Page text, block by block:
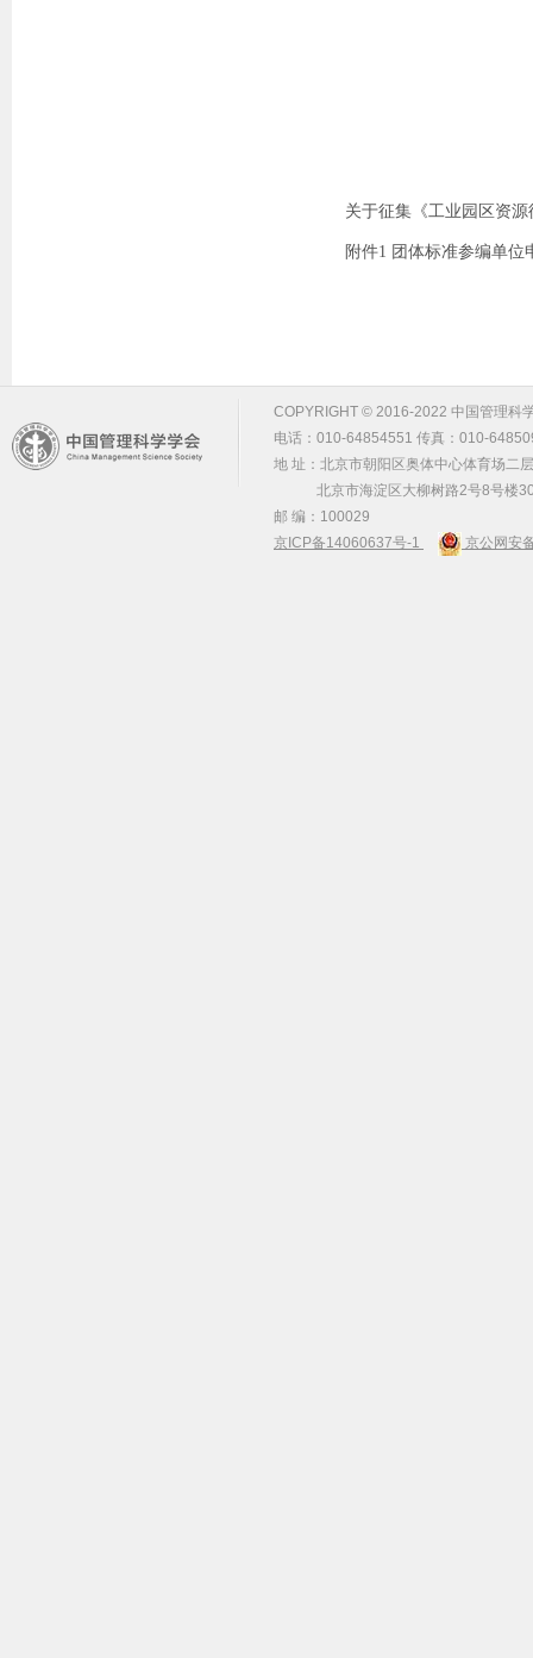
关于征集《工业园区资
附件1 团体标准参编单位
COPYRIGHT © 2016-2022 中国管理科
电话：010-64854551 传真：010-
地 址：北京市朝阳区奥体中心体育场二
北京市海淀区大柳树路2号8号楼
邮 编：100029
京ICP备14060637号-1
京公网安